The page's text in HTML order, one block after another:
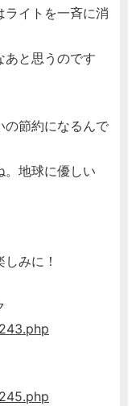
ライトを一斉に消
あと思うのです
の節約になるんで
。地球に優しい
みに！